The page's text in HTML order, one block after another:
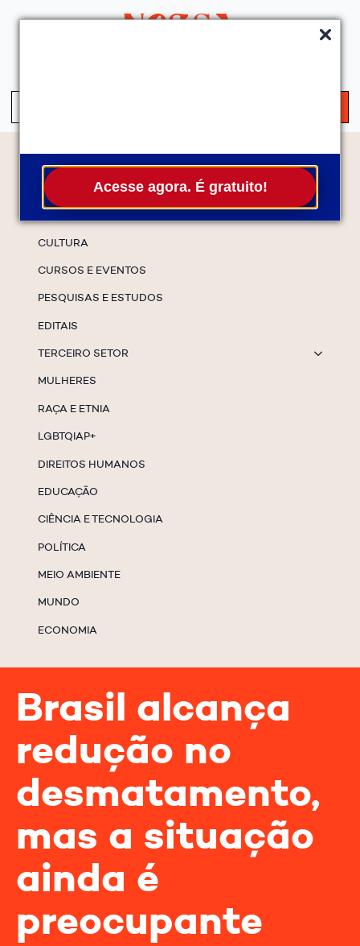
Acesse agora. É gratuito!
Temas
CULTURA
CURSOS E EVENTOS
PESQUISAS E ESTUDOS
EDITAIS
TERCEIRO SETOR
MULHERES
RAÇA E ETNIA
LGBTQIAP+
DIREITOS HUMANOS
EDUCAÇÃO
CIÊNCIA E TECNOLOGIA
POLÍTICA
MEIO AMBIENTE
MUNDO
ECONOMIA
Brasil alcança
redução no
desmatamento,
mas a situação
ainda é
preocupante